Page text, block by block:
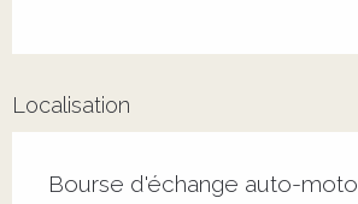
Localisation
Bourse d'échange auto-moto